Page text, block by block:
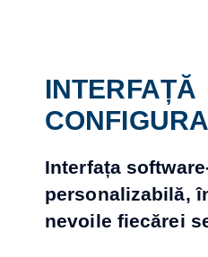
INTERFAȚĂ
Interfața
personalizabilă,
nevoile fiecărei